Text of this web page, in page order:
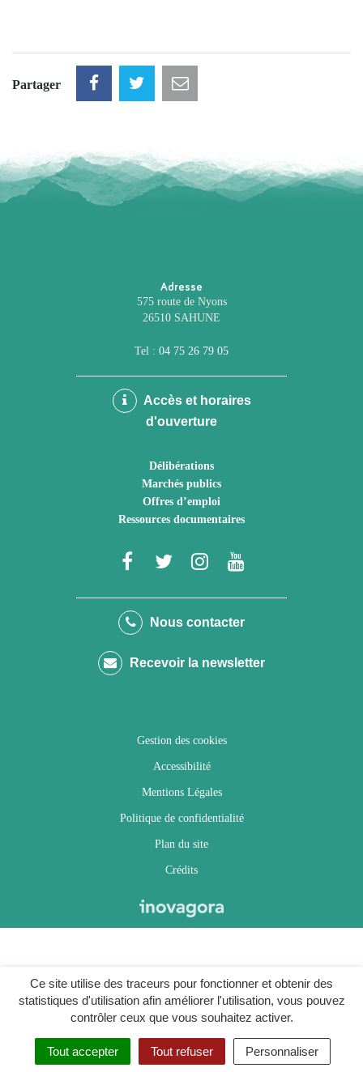
Ce site utilise des traceurs pour fonctionner et obtenir des
statistiques d'utilisation afin améliorer l'utilisation, vous pouvez
contrôler ceux que vous souhaitez activer.
Tout accepter Tout refuser Personnaliser
Partager
Adresse
575 route de Nyons
26510 SAHUNE
Tel : 04 75 26 79 05
Accès et horaires
d'ouverture
Délibérations
Marchés publics
Offres d’emploi
Ressources documentaires
Lien
le
Facebook
Lien
le
Twitter
Lien
le
Instagram
Youtube
Nous contacter
Recevoir la newsletter
Gestion des cookies
Accessibilité
Mentions Légales
Politique de confidentialité
Plan du site
Crédits